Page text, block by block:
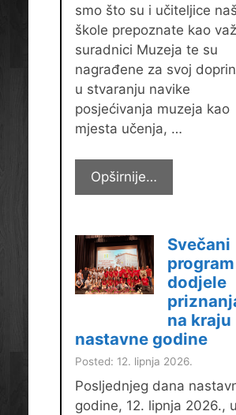
smo što su i učiteljice
škole prepoznate kao
suradnici Muzeja te su
nagrađene za svoj
u stvaranju navike
posjećivanja muzeja kao
mjesta učenja, …
Opširnije…
“Muzejske
Svečani
program
dodjele
na kraju
nastavne godine
Posted: 12. lipnja 2026.
Posljednjeg dana
godine, 12. lipnja 2026., u